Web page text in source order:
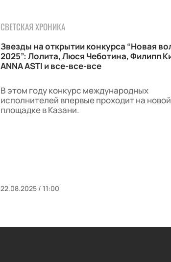
СВЕТСКАЯ ХРОНИКА
Звезды на открытии конкурса “Новая
2025”: Лолита, Люся Чеботина, Филипп
ANNA ASTI и все-все-все
В этом году конкурс международных
исполнителей впервые проходит на новой
площадке в Казани.
22.08.2025 / 11:00